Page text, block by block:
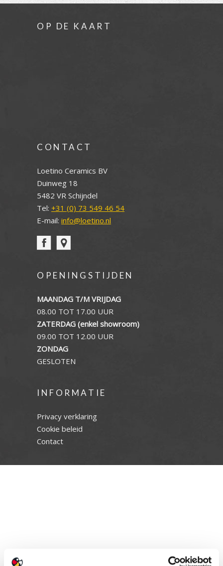
OP DE KAART
CONTACT
Loetino Ceramics BV
Duinweg 18
5482 VR Schijndel
Tel: +31 (0) 73 549 46 54
E-mail: info@loetino.nl
OPENINGSTIJDEN
MAANDAG T/M VRIJDAG
08.00 TOT 17.00 UUR
ZATERDAG (enkel showroom)
09.00 TOT 12.00 UUR
ZONDAG
GESLOTEN
INFORMATIE
Privacy verklaring
Cookie beleid
Contact